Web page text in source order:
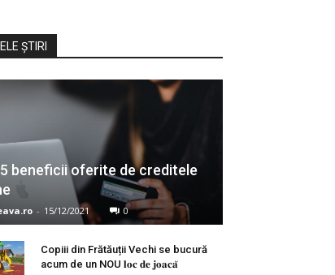
ŞTIRI
beneficii oferite de creditele
- 15/12/2021 0
Copiii din Frătăuții Vechi se bucură
acum de un NOU 𝐥𝐨𝐜 𝐝𝐞 𝐣𝐨𝐚𝐜𝐚̆